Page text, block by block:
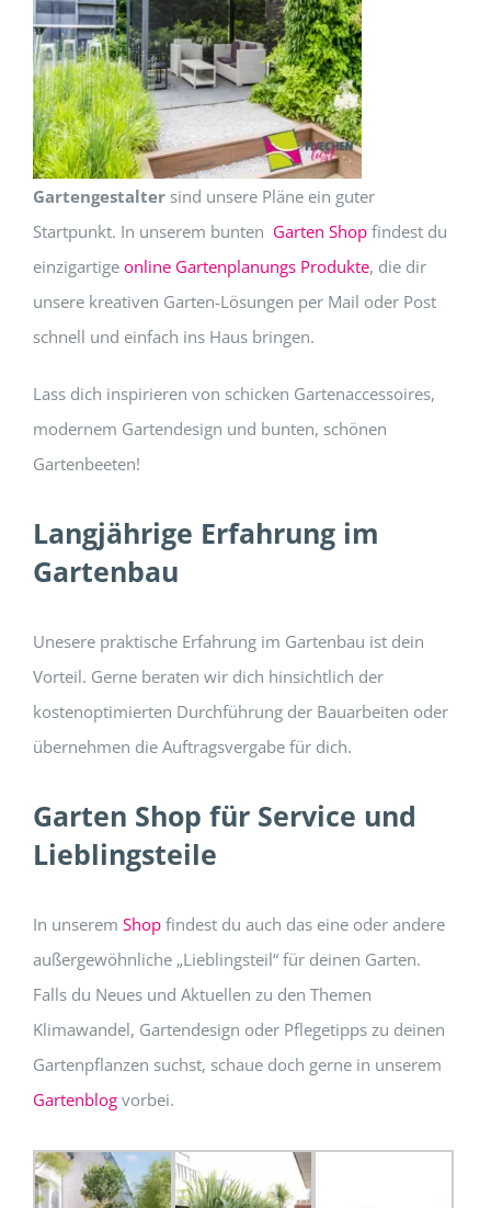
Gartengestaltersind unsere Pläne ein guter
Startpunkt. In unserem bunten Garten Shopfindest du
einzigartige online Gartenplanungs Produkte, die dir
unsere kreativen Garten-Lösungen per Mail oder Post
schnell und einfach ins Haus bringen.
Lass dich inspirieren von schicken Gartenaccessoires,
modernem Gartendesign und bunten, schönen
Gartenbeeten!
Langjährige Erfahrung im
Gartenbau
Unesere praktische Erfahrung im Gartenbau ist dein
Vorteil. Gerne beraten wir dich hinsichtlich der
kostenoptimierten Durchführung der Bauarbeiten oder
übernehmen die Auftragsvergabe für dich.
Garten Shop für Service und
Lieblingsteile
In unserem Shopfindest du auch das eine oder andere
außergewöhnliche „Lieblingsteil“ für deinen Garten.
Falls du Neues und Aktuellen zu den Themen
Klimawandel, Gartendesign oder Pflegetipps zu deinen
Gartenpflanzen suchst, schaue doch gerne in unserem
Gartenblogvorbei.